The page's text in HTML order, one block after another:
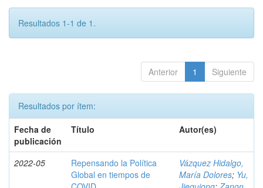
Resultados 1-1 de 1.
Anterior 1 Siguiente
Resultados por ítem:
Fecha de
publicación
Título Autor(es)
2022-05
Repensando la Política
Global en tiempos de
Vázquez Hidalgo,
María Dolores; Yu,